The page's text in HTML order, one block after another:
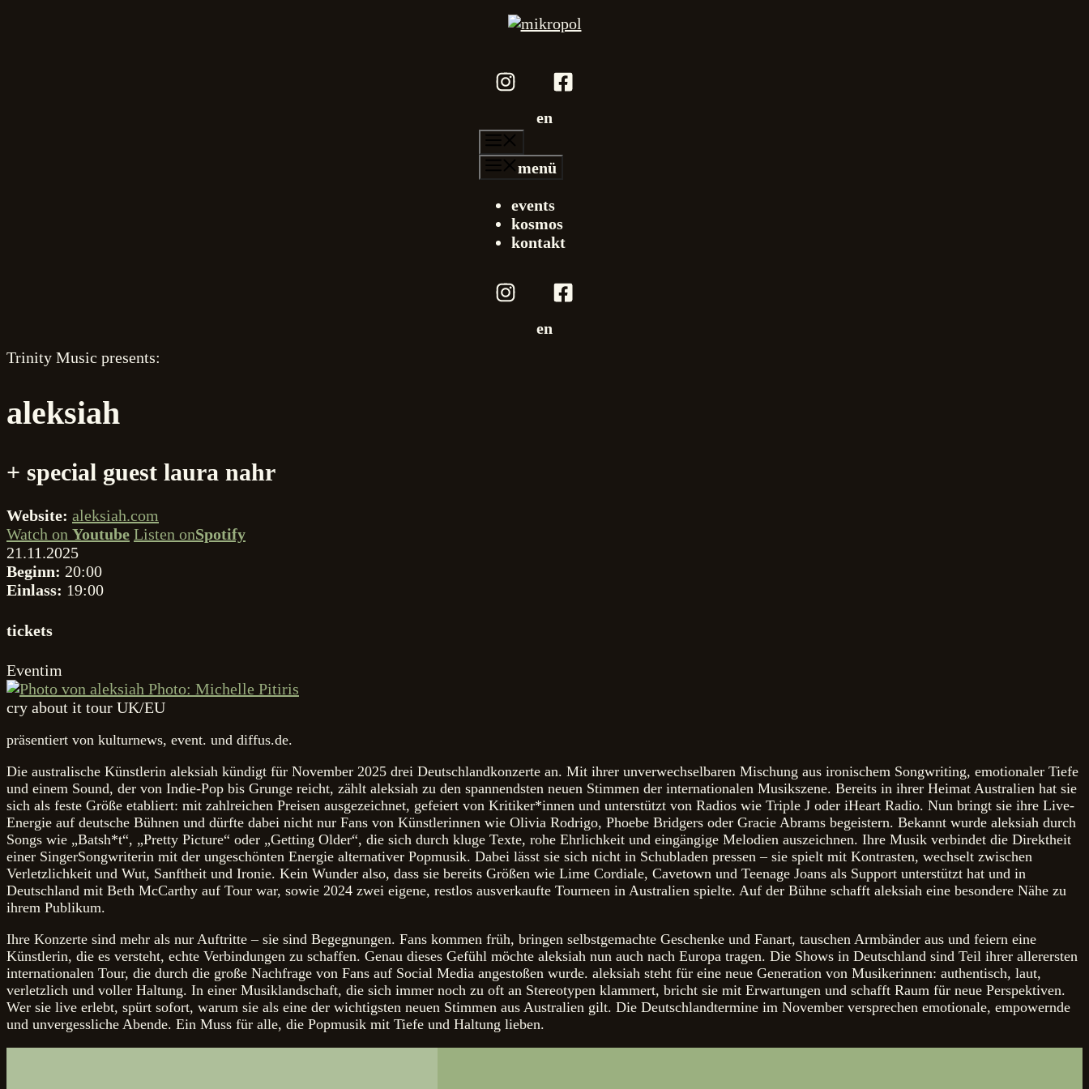
en
menü
events
kosmos
kontakt
en
Trinity Music presents:
aleksiah
+ special guest laura nahr
Website: aleksiah.com
Watch on Youtube Listen onSpotify
21.11.2025
Beginn: 20:00
Einlass: 19:00
tickets
Eventim
Photo: Michelle Pitiris
cry about it tour UK/EU
präsentiert von kulturnews, event. und diffus.de.
Die australische Künstlerin aleksiah kündigt für November 2025 drei Deutschlandkonzerte an. Mit ihrer unverwechselbaren Mischung aus ironischem Songwriting, emotionaler Tiefe
und einem Sound, der von Indie-Pop bis Grunge reicht, zählt aleksiah zu den spannendsten neuen Stimmen der internationalen Musikszene. Bereits in ihrer Heimat Australien hat sie
sich als feste Größe etabliert: mit zahlreichen Preisen ausgezeichnet, gefeiert von Kritiker*innen und unterstützt von Radios wie Triple J oder iHeart Radio. Nun bringt sie ihre Live-
Energie auf deutsche Bühnen und dürfte dabei nicht nur Fans von Künstlerinnen wie Olivia Rodrigo, Phoebe Bridgers oder Gracie Abrams begeistern. Bekannt wurde aleksiah durch
Songs wie „Batsh*t“, „Pretty Picture“ oder „Getting Older“, die sich durch kluge Texte, rohe Ehrlichkeit und eingängige Melodien auszeichnen. Ihre Musik verbindet die Direktheit
einer SingerSongwriterin mit der ungeschönten Energie alternativer Popmusik. Dabei lässt sie sich nicht in Schubladen pressen – sie spielt mit Kontrasten, wechselt zwischen
Verletzlichkeit und Wut, Sanftheit und Ironie. Kein Wunder also, dass sie bereits Größen wie Lime Cordiale, Cavetown und Teenage Joans als Support unterstützt hat und in
Deutschland mit Beth McCarthy auf Tour war, sowie 2024 zwei eigene, restlos ausverkaufte Tourneen in Australien spielte. Auf der Bühne schafft aleksiah eine besondere Nähe zu
ihrem Publikum.
Ihre Konzerte sind mehr als nur Auftritte – sie sind Begegnungen. Fans kommen früh, bringen selbstgemachte Geschenke und Fanart, tauschen Armbänder aus und feiern eine
Künstlerin, die es versteht, echte Verbindungen zu schaffen. Genau dieses Gefühl möchte aleksiah nun auch nach Europa tragen. Die Shows in Deutschland sind Teil ihrer allerersten
internationalen Tour, die durch die große Nachfrage von Fans auf Social Media angestoßen wurde. aleksiah steht für eine neue Generation von Musikerinnen: authentisch, laut,
verletzlich und voller Haltung. In einer Musiklandschaft, die sich immer noch zu oft an Stereotypen klammert, bricht sie mit Erwartungen und schafft Raum für neue Perspektiven.
Wer sie live erlebt, spürt sofort, warum sie als eine der wichtigsten neuen Stimmen aus Australien gilt. Die Deutschlandtermine im November versprechen emotionale, empowernde
und unvergessliche Abende. Ein Muss für alle, die Popmusik mit Tiefe und Haltung lieben.